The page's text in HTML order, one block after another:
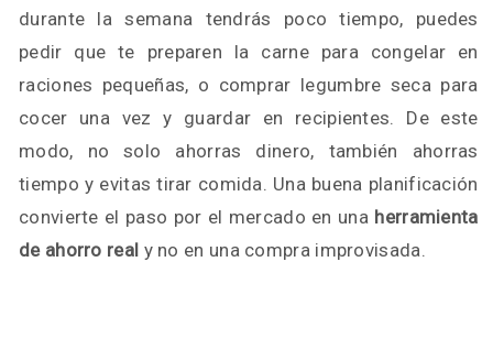
durante la semana tendrás poco tiempo, puedes
pedir que te preparen la carne para congelar en
raciones pequeñas, o comprar legumbre seca para
cocer una vez y guardar en recipientes. De este
modo, no solo ahorras dinero, también ahorras
tiempo y evitas tirar comida. Una buena planificación
convierte el paso por el mercado en una herramienta
de ahorro real y no en una compra improvisada.